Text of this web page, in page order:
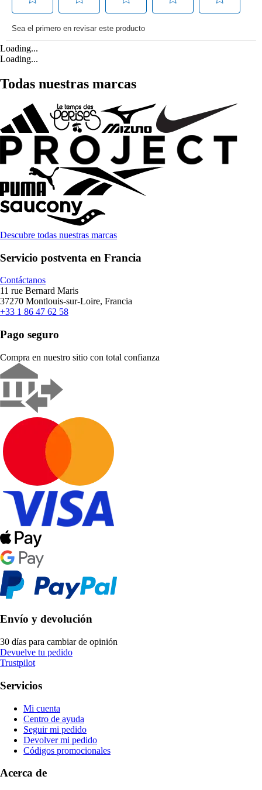
Loading...
Loading...
Todas nuestras marcas
Descubre todas nuestras marcas
Servicio postventa en Francia
Contáctanos
11 rue Bernard Maris
37270 Montlouis-sur-Loire, Francia
+33 1 86 47 62 58
Pago seguro
Compra en nuestro sitio con total confianza
Envío y devolución
30 días para cambiar de opinión
Devuelve tu pedido
Trustpilot
Servicios
Mi cuenta
Centro de ayuda
Seguir mi pedido
Devolver mi pedido
Códigos promocionales
Acerca de